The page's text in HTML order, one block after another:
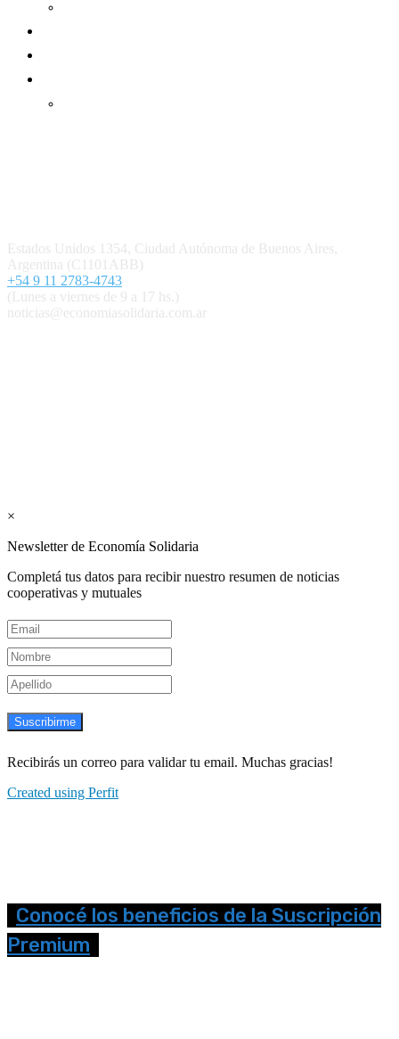
Estados Unidos 1354, Ciudad Autónoma de Buenos Aires,
Argentina (C1101ABB)
+54 9 11 2783-4743
(Lunes a viernes de 9 a 17 hs.)
noticias@economiasolidaria.com.ar
×
Newsletter de Economía Solidaria
Completá tus datos para recibir nuestro resumen de noticias
cooperativas y mutuales
Suscribirme
Recibirás un correo para validar tu email. Muchas gracias!
Created using Perfit
Conocé los beneficios de la Suscripción
Premium